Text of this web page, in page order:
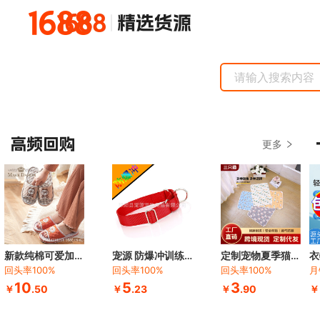
更多
新款纯棉可爱加厚三层软布底防噪音室内男女情侣简约家居地板拖鞋
回头率100%
￥10.50
宠源 防爆冲训练项圈 宠物狗项圈中大型犬训练狗颈圈 尼龙脖圈
回头率100%
￥5.23
定制宠物夏季猫咪睡垫降温乳胶垫狗狗垫子狗窝冰丝凉感垫冰垫猫窝
回头率100%
￥3.90 ￥